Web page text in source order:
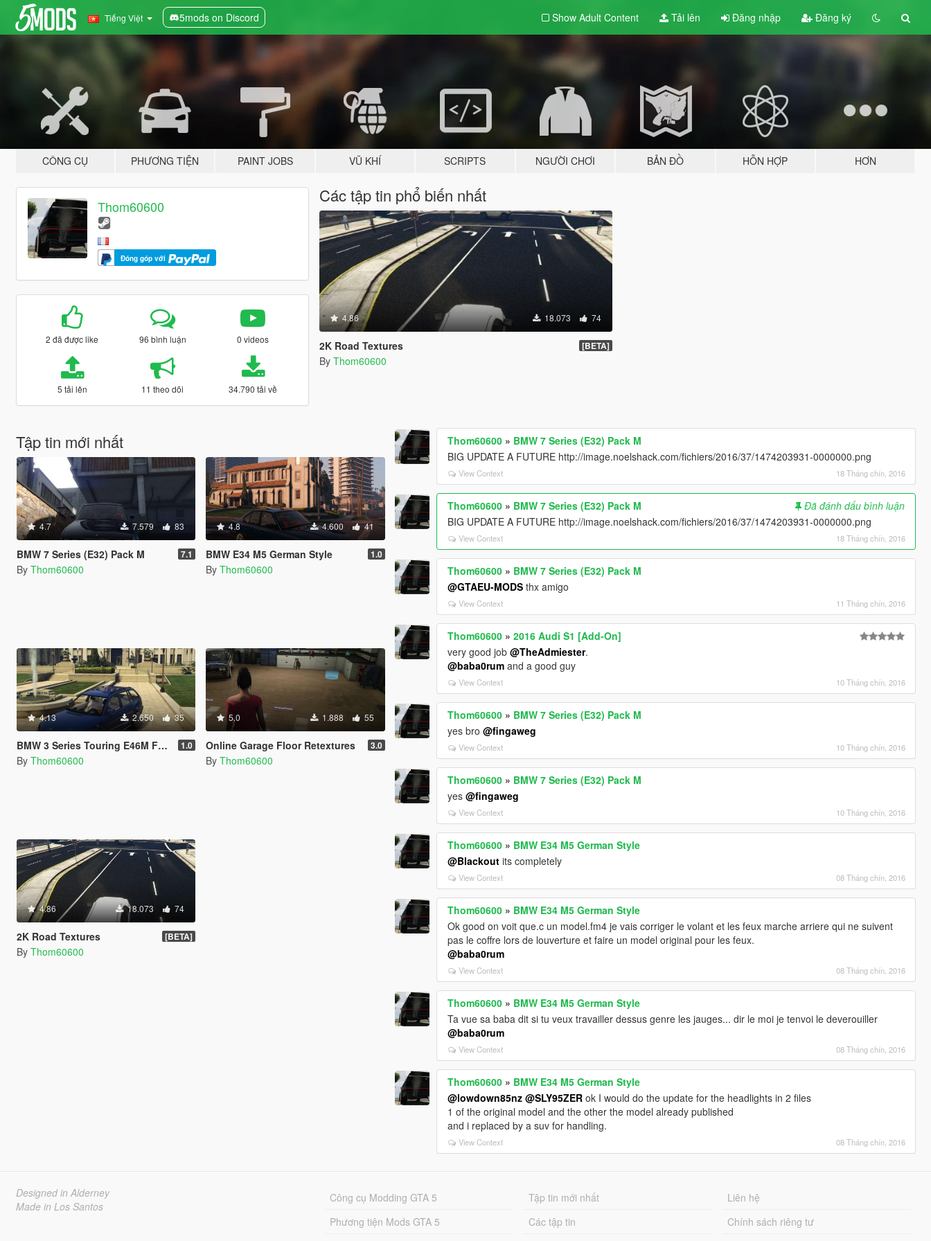
Tiếng Việt 5mods on Discord Show Adult Content Tải lên Đăng nhập Đăng ký
CÔNG CỤ PHƯƠNG TIỆN PAINT JOBS VŨ KHÍ SCRIPTS NGƯỜI CHƠI BẢN ĐỒ HỖN HỢP HƠN
Thom60600
Đóng góp với
2 đã được like 96 bình luận 0 videos
5 tải lên 11 theo dõi 34.790 tải về
Các tập tin phổ biến nhất
4.86 18.073 74
2K Road Textures [BETA]
By Thom60600
Tập tin mới nhất
4.7 7.579 83
BMW 7 Series (E32) Pack M 7.1
By Thom60600
4.8 4.600 41
BMW E34 M5 German Style 1.0
By Thom60600
4.13 2.650 35
BMW 3 Series Touring E46M Facelift Pack Luxe 1.0
By Thom60600
5.0 1.888 55
Online Garage Floor Retextures 3.0
By Thom60600
4.86 18.073 74
2K Road Textures [BETA]
By Thom60600
Thom60600 » BMW 7 Series (E32) Pack M
BIG UPDATE A FUTURE http://image.noelshack.com/fichiers/2016/37/1474203931-0000000.png
View Context 18 Tháng chín, 2016
Thom60600 » BMW 7 Series (E32) Pack M
Đã đánh dấu bình luận
BIG UPDATE A FUTURE http://image.noelshack.com/fichiers/2016/37/1474203931-0000000.png
View Context 18 Tháng chín, 2016
Thom60600 » BMW 7 Series (E32) Pack M
@GTAEU-MODS thx amigo
View Context 11 Tháng chín, 2016
Thom60600 »2016 Audi S1 [Add-On]
very good job@TheAdmiester.
@baba0rum and a good guy
View Context 10 Tháng chín, 2016
Thom60600 » BMW 7 Series (E32) Pack M
yes bro@fingaweg
View Context 10 Tháng chín, 2016
Thom60600 » BMW 7 Series (E32) Pack M
yes@fingaweg
View Context 10 Tháng chín, 2016
Thom60600 » BMW E34 M5 German Style
@Blackout its completely
View Context 08 Tháng chín, 2016
Thom60600 » BMW E34 M5 German Style
Ok good on voit que.c un model.fm4 je vais corriger le volant et les feux marche arriere qui ne suivent
pas le coffre lors de louverture et faire un model original pour les feux.
@baba0rum
View Context 08 Tháng chín, 2016
Thom60600 » BMW E34 M5 German Style
Ta vue sa baba dit si tu veux travailler dessus genre les jauges... dir le moi je tenvoi le deverouiller
@baba0rum
View Context 08 Tháng chín, 2016
Thom60600 » BMW E34 M5 German Style
@lowdown85nz @SLY95ZER ok I would do the update for the headlights in 2 files
1 of the original model and the other the model already published
and i replaced by a suv for handling.
View Context 08 Tháng chín, 2016
Designed in Alderney
Made in Los Santos
Công cụ Modding GTA 5
Phương tiện Mods GTA 5
Tập tin mới nhất
Các tập tin
Liên hệ
Chính sách riêng tư